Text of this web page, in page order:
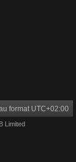
format UTC+02:00
Limited